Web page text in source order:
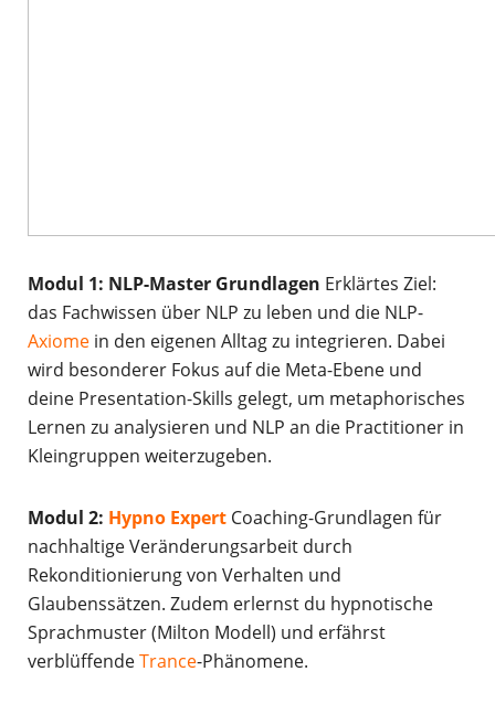
Modul 1: NLP-Master Grundlagen Erklärtes Ziel:
das Fachwissen über NLP zu leben und die NLP-
Axiome in den eigenen Alltag zu integrieren. Dabei
wird besonderer Fokus auf die Meta-Ebene und
deine Presentation-Skills gelegt, um metaphorisches
Lernen zu analysieren und NLP an die Practitioner in
Kleingruppen weiterzugeben.
Modul 2: Hypno Expert Coaching-Grundlagen für
nachhaltige Veränderungsarbeit durch
Rekonditionierung von Verhalten und
Glaubenssätzen. Zudem erlernst du hypnotische
Sprachmuster (Milton Modell) und erfährst
verblüffendeTrance-Phänomene.